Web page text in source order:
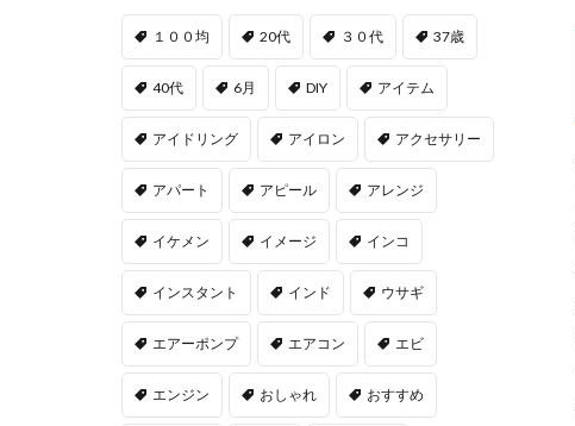
１００均 20代 ３０代 37歳
40代 6月 DIY アイテム
アイドリング アイロン アクセサリー
アパート アピール アレンジ
イケメン イメージ インコ
インスタント インド ウサギ
エアーポンプ エアコン エビ
エンジン おしゃれ おすすめ